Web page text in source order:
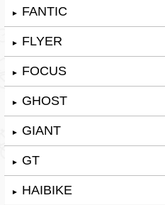
► FANTIC
► FLYER
► FOCUS
► GHOST
► GIANT
► GT
► HAIBIKE